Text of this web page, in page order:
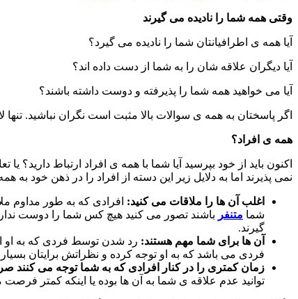
وقتی همه شما را نادیده می گیرند
آیا همه ی اطرافیانتان شما را نادیده می گیرد؟
آیا دیگران علاقه شان را به شما از دست داده اند؟
آیا می خواهید همه شما را پذیرفته و دوست داشته باشند؟
اگر پاسختان به همه ی سوالات بالا مثبت است نگران نباشید.
همه ی افراد؟
اکنون باید از خود بپرسید آیا شما با همه ی افراد ارتباط
نمی پذیرند اما به دلایل زیر این دسته از افراد را در ذهن خود به
اغلب آن ها را ملاقات می کنید: افرادی که به طور مداوم
شما متنفر باشند تصور می کنید هیچ کس شما را دوست
گیرند.
آن ها برای شما مهم هستند: رد شدن توسط فردی که به او
فردی می باشد که به او توجه کرده و نظراتش برایتان
زمان کمتری را در کنار افرادی که به شما توجه می کنند
توانید عدم علاقه ی شما به آن ها بوده یا اینکه کمتر فرصت